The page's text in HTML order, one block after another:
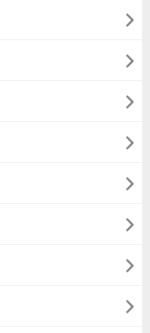







